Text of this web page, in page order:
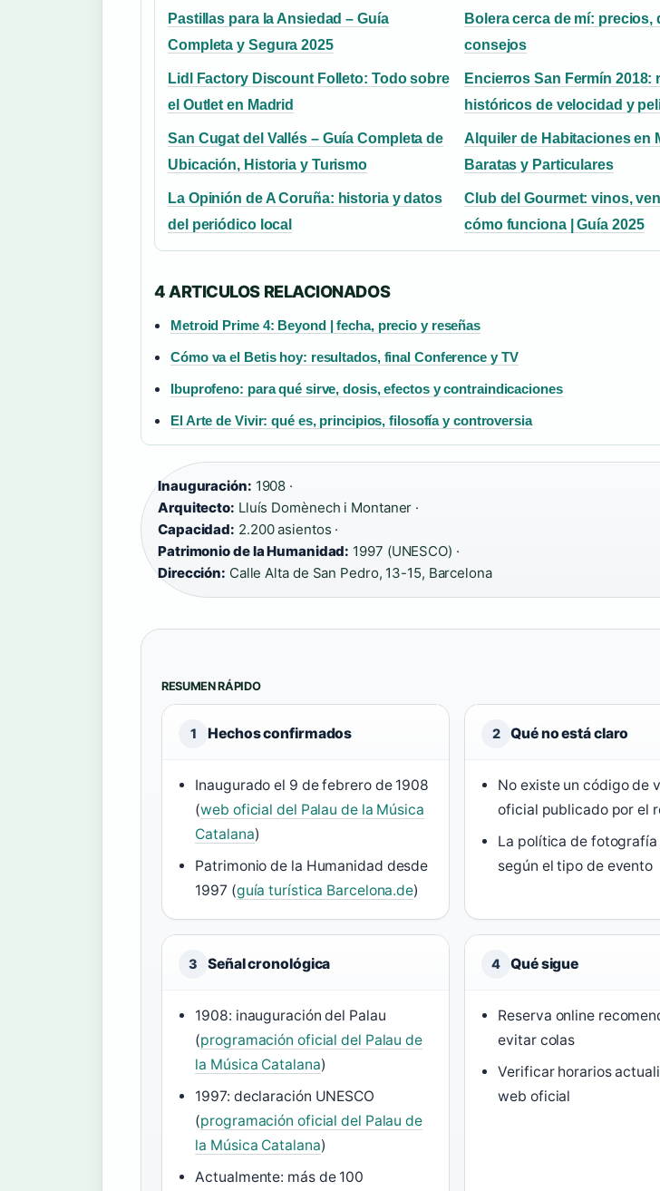
Pastillas para la Ansiedad – Guía
Completa y Segura 2025
Bolera cerca de mí: precios,
consejos
Lidl Factory Discount Folleto: Todo sobre
el Outlet en Madrid
Encierros San Fermín 2018:
históricos de velocidad y
San Cugat del Vallés – Guía Completa de
Ubicación, Historia y Turismo
Alquiler de Habitaciones en
Baratas y Particulares
La Opinión de A Coruña: historia y datos
del periódico local
Club del Gourmet: vinos,
cómo funciona | Guía 2025
4 ARTICULOS RELACIONADOS
Metroid Prime 4: Beyond | fecha, precio y reseñas
Cómo va el Betis hoy: resultados, final Conference y TV
Ibuprofeno: para qué sirve, dosis, efectos y contraindicaciones
El Arte de Vivir: qué es, principios, filosofía y controversia
Inauguración: 1908 ·
Arquitecto: Lluís Domènech i Montaner ·
Capacidad: 2.200 asientos ·
Patrimonio de la Humanidad: 1997 (UNESCO) ·
Dirección: Calle Alta de San Pedro, 13-15, Barcelona
RESUMEN RÁPIDO
1 Hechos confirmados
Inaugurado el 9 de febrero de 1908
(web oficial del Palau de la Música
Catalana)
Patrimonio de la Humanidad desde
1997 (guía turística Barcelona.de)
2 Qué no está claro
No existe un código de
oficial publicado por el
La política de fotografía
según el tipo de evento
3 Señal cronológica
1908: inauguración del Palau
(programación oficial del Palau de
la Música Catalana)
1997: declaración UNESCO
(programación oficial del Palau de
la Música Catalana)
Actualmente: más de 100
4 Qué sigue
Reserva online
evitar colas
Verificar horarios
web oficial